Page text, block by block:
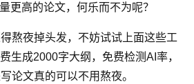
更高的论文，何乐而不为呢？
熬夜掉头发，不妨试试上面这些工
生成2000字大纲，免费检测AI率，
论文真的可以不用熬夜。